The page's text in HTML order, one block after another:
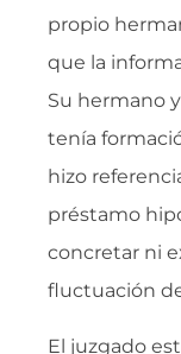
propio
que la
Su hermano
tenía
hizo
préstamo
concretar ni
fluctuación
El juzgado